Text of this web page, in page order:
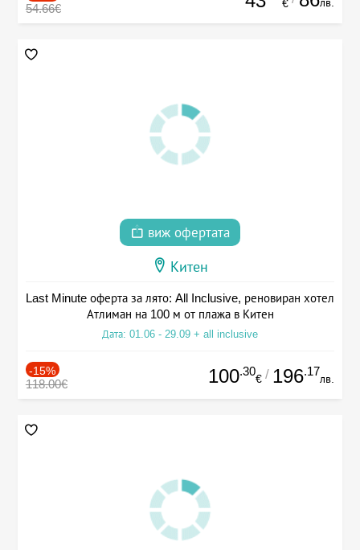
54.66€ € лв.
виж офертата
Китен
Last Minute оферта за лято: All Inclusive, реновиран хотел
Атлиман на 100 м от плажа в Китен
Дата: 01.06 - 29.09 + all inclusive
-15%
118.00€ 100.30
€ / 196.17
лв.